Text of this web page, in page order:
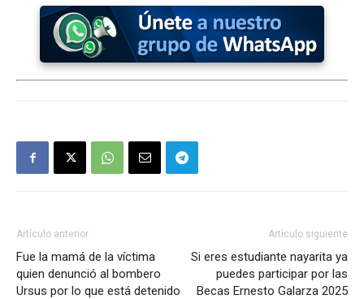
Artículo anterior
Fue la mamá de la víctima
quien denunció al bombero
Ursus por lo que está detenido
Artículo siguiente
Si eres estudiante nayarita ya
puedes participar por las
Becas Ernesto Galarza 2025